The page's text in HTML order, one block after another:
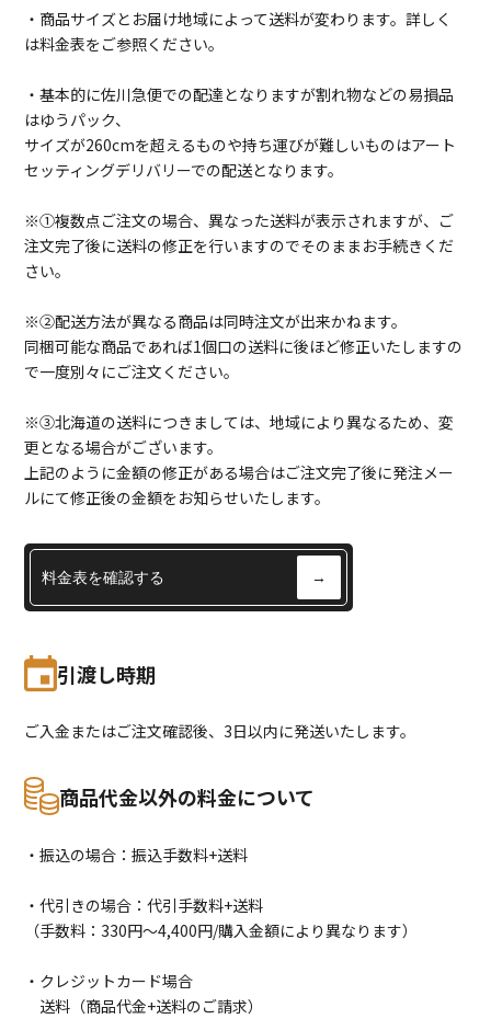
・商品サイズとお届け地域によって送料が変わります。詳しく
は料金表をご参照ください。
・基本的に佐川急便での配達となりますが割れ物などの易損品
はゆうパック、
サイズが260cmを超えるものや持ち運びが難しいものはアート
セッティングデリバリーでの配送となります。
※①複数点ご注文の場合、異なった送料が表示されますが、ご
注文完了後に送料の修正を行いますのでそのままお手続きくだ
さい。
※②配送方法が異なる商品は同時注文が出来かねます。
同梱可能な商品であれば1個口の送料に後ほど修正いたしますの
で一度別々にご注文ください。
※③北海道の送料につきましては、地域により異なるため、変
更となる場合がございます。
上記のように金額の修正がある場合はご注文完了後に発注メー
ルにて修正後の金額をお知らせいたします。
料金表を確認する →
引渡し時期
ご入金またはご注文確認後、3日以内に発送いたします。
商品代金以外の料金について
・振込の場合：振込手数料+送料
・代引きの場合：代引手数料+送料
（手数料：330円〜4,400円/購入金額により異なります）
・クレジットカード場合
送料（商品代金+送料のご請求）